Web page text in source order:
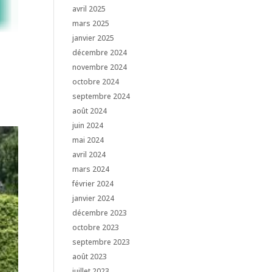
avril 2025
mars 2025
janvier 2025
décembre 2024
novembre 2024
octobre 2024
septembre 2024
août 2024
juin 2024
mai 2024
avril 2024
mars 2024
février 2024
janvier 2024
décembre 2023
octobre 2023
septembre 2023
août 2023